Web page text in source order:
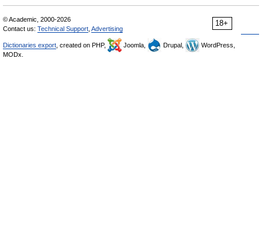
18+
© Academic, 2000-2026
Contact us: Technical Support Advertising
Dictionaries export , created on PHP, Joomla, Drupal,
WordPress,
MODx.